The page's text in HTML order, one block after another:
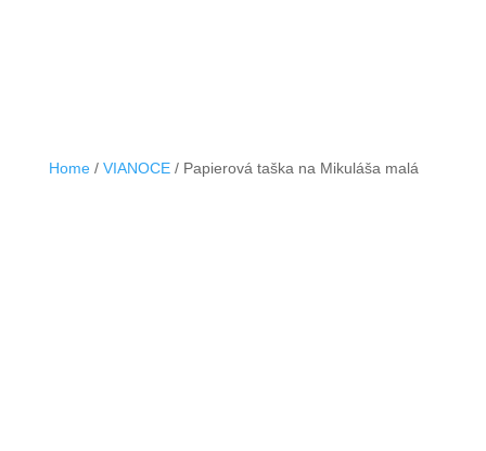
Home/ VIANOCE/ Papierová taška na Mikuláša malá